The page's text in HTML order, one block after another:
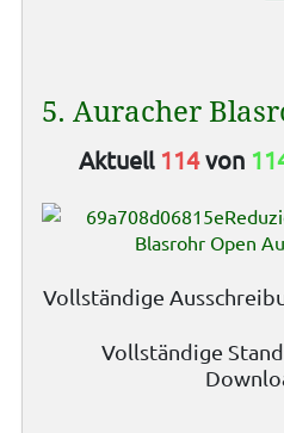
5. Auracher
Aktuell 114von
Vollständige
Vollständige